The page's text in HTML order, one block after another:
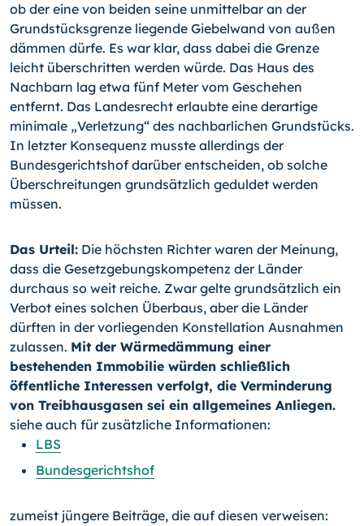
ob der eine von beiden seine unmittelbar an der
Grundstücksgrenze liegende Giebelwand von außen
dämmen dürfe. Es war klar, dass dabei die Grenze
leicht überschritten werden würde. Das Haus des
Nachbarn lag etwa fünf Meter vom Geschehen
entfernt. Das Landesrecht erlaubte eine derartige
minimale „Verletzung“ des nachbarlichen Grundstücks.
In letzter Konsequenz musste allerdings der
Bundesgerichtshof darüber entscheiden, ob solche
Überschreitungen grundsätzlich geduldet werden
müssen.
Das Urteil: Die höchsten Richter waren der Meinung,
dass die Gesetzgebungskompetenz der Länder
durchaus so weit reiche. Zwar gelte grundsätzlich ein
Verbot eines solchen Überbaus, aber die Länder
dürften in der vorliegenden Konstellation Ausnahmen
zulassen. Mit der Wärmedämmung einer
bestehenden Immobilie würden schließlich
öffentliche Interessen verfolgt, die Verminderung
von Treibhausgasen sei ein allgemeines Anliegen.
siehe auch für zusätzliche Informationen:
LBS
Bundesgerichtshof
zumeist jüngere Beiträge, die auf diesen verweisen: